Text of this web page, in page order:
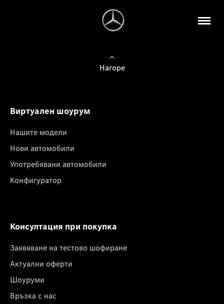
Нагоре
Виртуален шоурум
Нашите модели
Нови автомобили
Употребявани автомобили
Конфигуратор
Консултация при покупка
Заявяване на тестово шофиране
Актуални оферти
Шоуруми
Връзка с нас